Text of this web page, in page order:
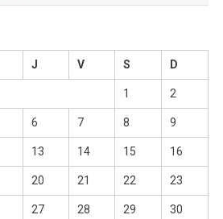
J V S D
1 2
6 7 8 9
13 14 15 16
20 21 22 23
27 28 29 30